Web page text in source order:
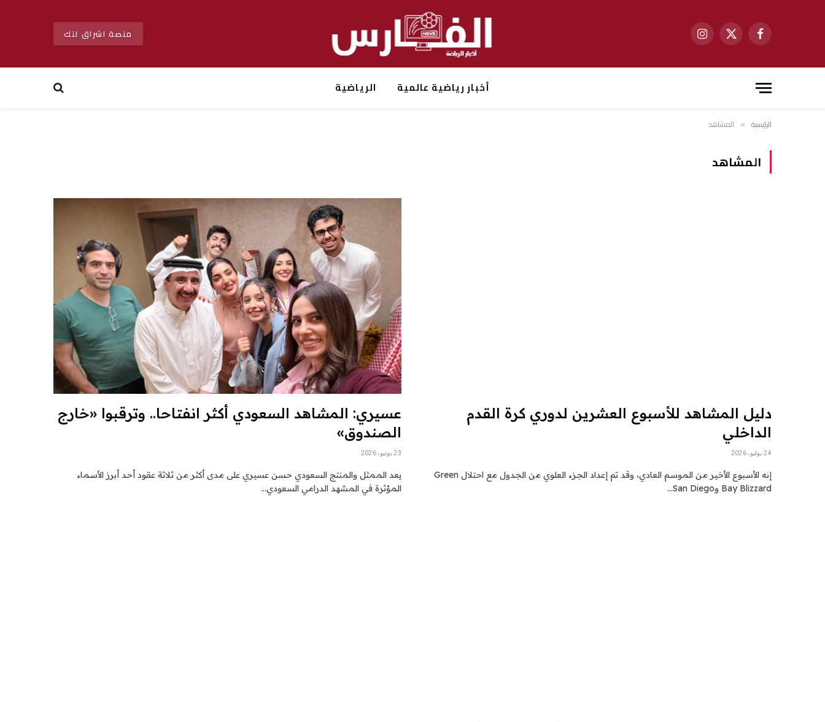
فيسبوكX
الانستغرام منصة اشراق لنك
أخبار رياضية عالمية الرياضية
الرئيسية » المشاهد
المشاهد
دليل المشاهد للأسبوع العشرين لدوري كرة القدم
الداخلي
24 يوليو، 2026
إنه الأسبوع الأخير من الموسم العادي، وقد تم إعداد الجزء العلوي من الجدول مع احتلال Green
Bay Blizzard وSan Diego…
عسيري: المشاهد السعودي أكثر انفتاحا.. وترقبوا «خارج
الصندوق»
23 يونيو، 2026
يعد الممثل والمنتج السعودي حسن عسيري على مدى أكثر من ثلاثة عقود أحد أبرز الأسماء
المؤثرة في المشهد الدرامي السعودي…